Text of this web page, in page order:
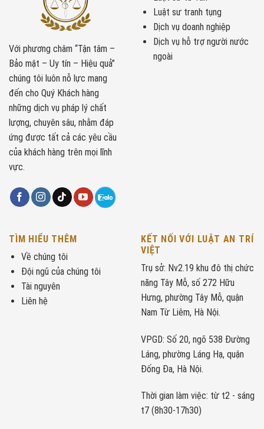
Với phương châm “Tận tâm –
Bảo mật – Uy tín – Hiệu quả”
chúng tôi luôn nỗ lực mang
đến cho Quý Khách hàng
những dịch vụ pháp lý chất
lượng, chuyên sâu, nhằm đáp
ứng được tất cả các yêu cầu
của khách hàng trên mọi lĩnh
vực.
Luật sư tranh tụng
Dịch vụ doanh nghiệp
Dịch vụ hỗ trợ người nước
ngoài
TÌM HIỂU THÊM
Về chúng tôi
Đội ngũ của chúng tôi
Tài nguyên
Liên hệ
KẾT NỐI VỚI LUẬT AN TRÍ
VIỆT
Trụ sở: Nv2.19 khu đô thị chức
năng Tây Mỗ, số 272 Hữu
Hưng, phường Tây Mỗ, quận
Nam Từ Liêm, Hà Nội.
VPGD: Số 20, ngõ 538 Đường
Láng, phường Láng Hạ, quận
Đống Đa, Hà Nội.
Thời gian làm việc: từ t2 - sáng
t7 (8h30-17h30)